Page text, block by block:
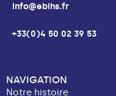
info@ebihs.fr
+33(0)4 50 02 39 53
NAVIGATION
Notre histoire